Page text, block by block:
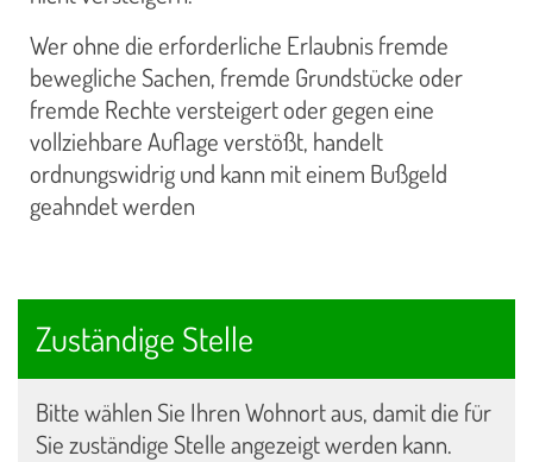
Wer ohne die erforderliche Erlaubnis fremde
bewegliche Sachen, fremde Grundstücke oder
fremde Rechte versteigert oder gegen eine
vollziehbare Auflage verstößt, handelt
ordnungswidrig und kann mit einem Bußgeld
geahndet werden
Zuständige Stelle
Bitte wählen Sie Ihren Wohnort aus, damit die für
Sie zuständige Stelle angezeigt werden kann.